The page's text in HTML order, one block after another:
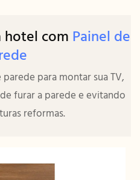
hotel com Painel de
para montar sua TV,
furar a parede e evitando
reformas.